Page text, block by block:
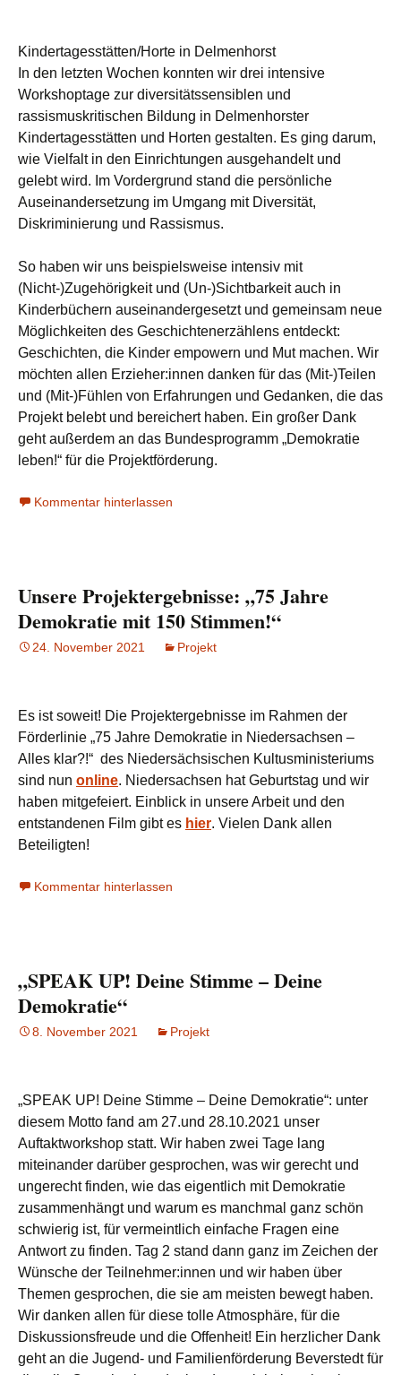
Kindertagesstätten/Horte in Delmenhorst
In den letzten Wochen konnten wir drei intensive
Workshoptage zur diversitätssensiblen und
rassismuskritischen Bildung in Delmenhorster
Kindertagesstätten und Horten gestalten. Es ging darum,
wie Vielfalt in den Einrichtungen ausgehandelt und
gelebt wird. Im Vordergrund stand die persönliche
Auseinandersetzung im Umgang mit Diversität,
Diskriminierung und Rassismus.
So haben wir uns beispielsweise intensiv mit
(Nicht-)Zugehörigkeit und (Un-)Sichtbarkeit auch in
Kinderbüchern auseinandergesetzt und gemeinsam neue
Möglichkeiten des Geschichtenerzählens entdeckt:
Geschichten, die Kinder empowern und Mut machen. Wir
möchten allen Erzieher:innen danken für das (Mit-)Teilen
und (Mit-)Fühlen von Erfahrungen und Gedanken, die das
Projekt belebt und bereichert haben. Ein großer Dank
geht außerdem an das Bundesprogramm „Demokratie
leben!“ für die Projektförderung.
Kommentar hinterlassen
Unsere Projektergebnisse: „75 Jahre
Demokratie mit 150 Stimmen!“
24. November 2021 Projekt
Es ist soweit! Die Projektergebnisse im Rahmen der
Förderlinie „75 Jahre Demokratie in Niedersachsen –
Alles klar?!“ des Niedersächsischen Kultusministeriums
sind nun online. Niedersachsen hat Geburtstag und wir
haben mitgefeiert. Einblick in unsere Arbeit und den
entstandenen Film gibt es hier. Vielen Dank allen
Beteiligten!
Kommentar hinterlassen
„SPEAK UP! Deine Stimme – Deine
Demokratie“
8. November 2021 Projekt
„SPEAK UP! Deine Stimme – Deine Demokratie“: unter
diesem Motto fand am 27.und 28.10.2021 unser
Auftaktworkshop statt. Wir haben zwei Tage lang
miteinander darüber gesprochen, was wir gerecht und
ungerecht finden, wie das eigentlich mit Demokratie
zusammenhängt und warum es manchmal ganz schön
schwierig ist, für vermeintlich einfache Fragen eine
Antwort zu finden. Tag 2 stand dann ganz im Zeichen der
Wünsche der Teilnehmer:innen und wir haben über
Themen gesprochen, die sie am meisten bewegt haben.
Wir danken allen für diese tolle Atmosphäre, für die
Diskussionsfreude und die Offenheit! Ein herzlicher Dank
geht an die Jugend- und Familienförderung Beverstedt für